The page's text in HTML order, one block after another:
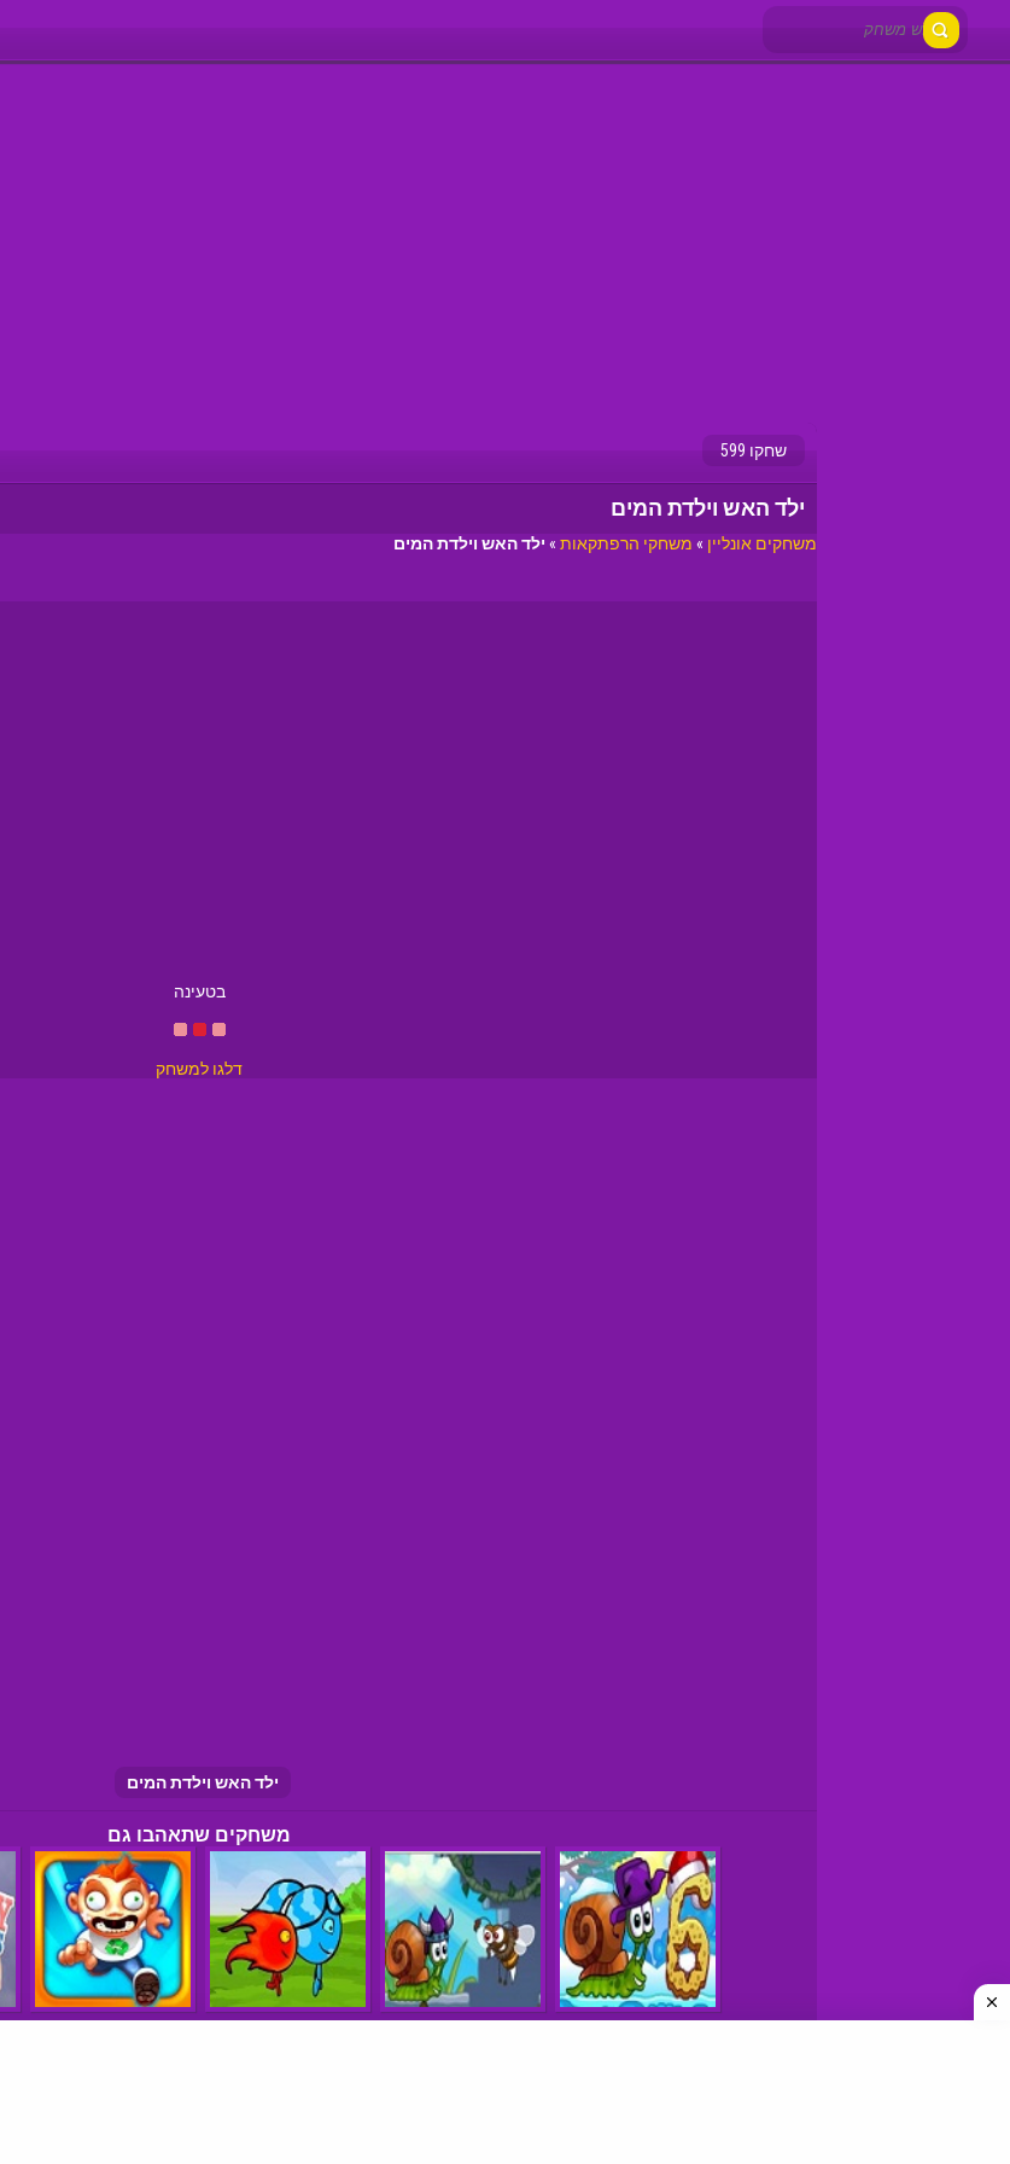
שחקו 599
ילד האש וילדת המים
משחקים אונליין » משחקי הרפתקאות » ילד האש וילדת המים
בטעינה
דלגו למשחק
ילד האש וילדת המים
משחקים שתאהבו גם